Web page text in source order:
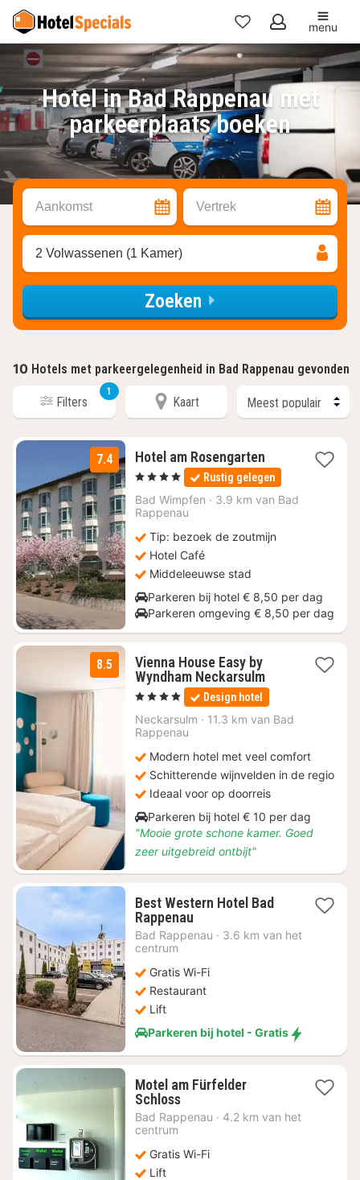
Mijn
favorieten
menu
Hotel in Bad Rappenau met
parkeerplaats boeken
Aankomst Vertrek
2 Volwassenen (1 Kamer)
Zoeken
10 Hotels met parkeergelegenheid in Bad Rappenau gevonden
Filters
1
Kaart
7.4 Hotel am Rosengarten1
nacht
vanaf
€
, 4 Sterren Rustig gelegen
Bad Wimpfen · 3.9 km van Bad
Rappenau
Tip: bezoek de zoutmijn
Hotel Café
Middeleeuwse stad
Parkeren bij hotel € 8,50 per dag
Parkeren omgeving € 8,50 per dag
8.5
Vienna House Easy by
Wyndham Neckarsulm2
nachten
vanaf
€
, 4 Sterren Design hotel
Neckarsulm · 11.3 km van Bad
Rappenau
Modern hotel met veel comfort
Schitterende wijnvelden in de regio
Ideaal voor op doorreis
Parkeren bij hotel € 10 per dag
"Mooie grote schone kamer. Goed
zeer uitgebreid ontbijt"
Best Western Hotel Bad
Rappenau1
nacht
72,90
Bad Rappenau · 3.6 km van het
centrum
Gratis Wi-Fi
Restaurant
Lift
Parkeren bij hotel - Gratis
Motel am Fürfelder
Schloss1
nacht
vanaf
73,83
Bad Rappenau · 4.2 km van het
centrum
Gratis Wi-Fi
Lift